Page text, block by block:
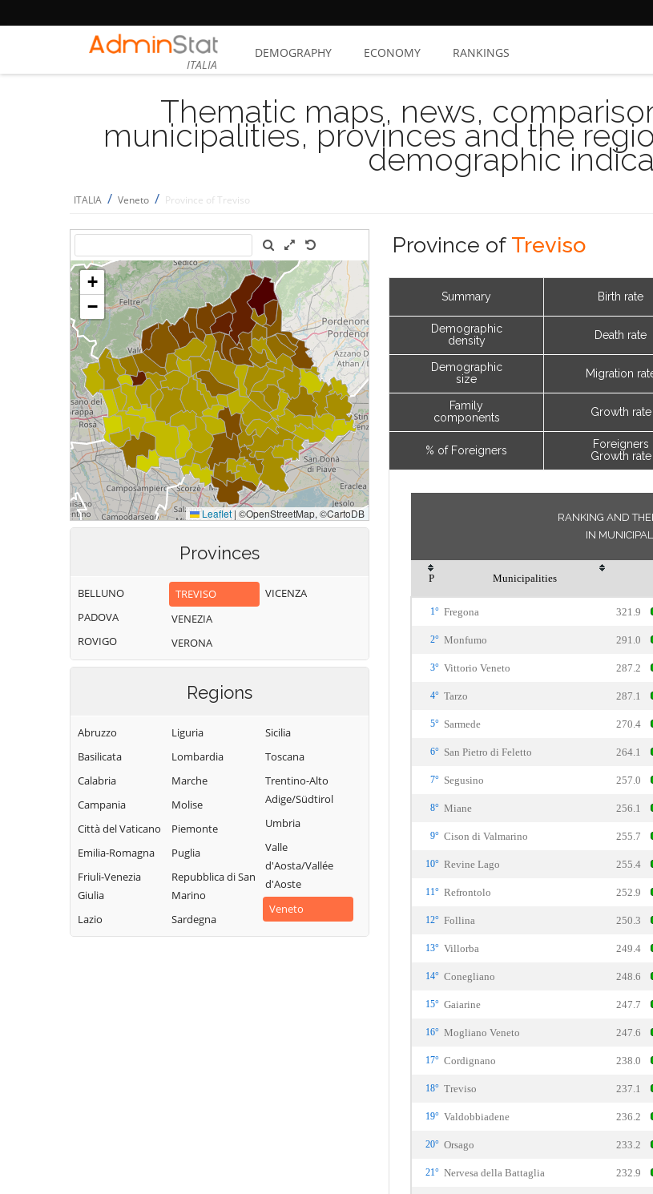
ITALIA
DEMOGRAPHY ECONOMY RANKINGS
Thematic maps, news,
municipalities, provinces and the
demographic
ITALIA / Veneto / Province of Treviso
Provinces
BELLUNO
PADOVA
ROVIGO
TREVISO
VENEZIA
VERONA
VICENZA
Regions
Abruzzo
Basilicata
Calabria
Campania
Città del Vaticano
Emilia-Romagna
Friuli-Venezia
Giulia
Lazio
Liguria
Lombardia
Marche
Molise
Piemonte
Puglia
Repubblica di San
Marino
Sardegna
Sicilia
Toscana
Trentino-Alto
Adige/Südtirol
Umbria
Valle
d'Aosta/Vallée
d'Aoste
Veneto
Province of Treviso
Summary
Demographic
density
Demographic
size
Family
components
% of Foreigners
Birth rate
Death rate
Migration
Growth rate
Foreigners
Growth rate
RANKING AND
IN
P Municipalities
1° Fregona 321.9
2° Monfumo 291.0
3° Vittorio Veneto 287.2
4° Tarzo 287.1
5° Sarmede 270.4
6° San Pietro di Feletto 264.1
7° Segusino 257.0
8° Miane 256.1
9° Cison di Valmarino 255.7
10° Revine Lago 255.4
11° Refrontolo 252.9
12° Follina 250.3
13° Villorba 249.4
14° Conegliano 248.6
15° Gaiarine 247.7
16° Mogliano Veneto 247.6
17° Cordignano 238.0
18° Treviso 237.1
19° Valdobbiadene 236.2
20° Orsago 233.2
21° Nervesa della Battaglia 232.9